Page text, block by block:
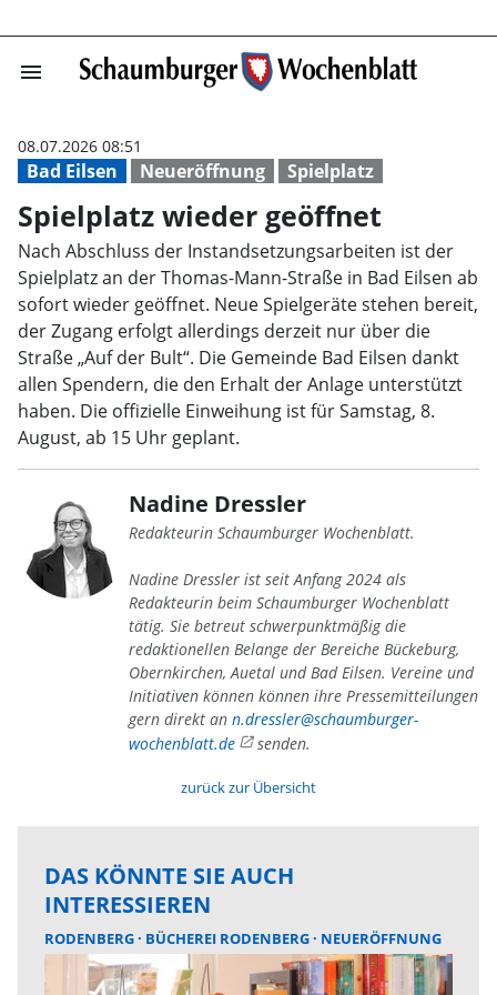
menu Spielplatz
Bad Eilsen Neueröffnung Spielplatz
08.07.2026 08:51
Spielplatz wieder geöffnet
Nach Abschluss der Instandsetzungsarbeiten ist der
Spielplatz an der Thomas-Mann-Straße in Bad Eilsen ab
sofort wieder geöffnet. Neue Spielgeräte stehen bereit,
der Zugang erfolgt allerdings derzeit nur über die
Straße „Auf der Bult“. Die Gemeinde Bad Eilsen dankt
allen Spendern, die den Erhalt der Anlage unterstützt
haben. Die offizielle Einweihung ist für Samstag, 8.
August, ab 15 Uhr geplant.
Nadine Dressler
Redakteurin Schaumburger Wochenblatt.
Nadine Dressler ist seit Anfang 2024 als
Redakteurin beim Schaumburger Wochenblatt
tätig. Sie betreut schwerpunktmäßig die
redaktionellen Belange der Bereiche Bückeburg,
Obernkirchen, Auetal und Bad Eilsen. Vereine und
Initiativen können können ihre Pressemitteilungen
gern direkt an n.dressler@schaumburger-
wochenblatt.de
senden.
zurück zur Übersicht
DAS KÖNNTE SIE AUCH
INTERESSIEREN
RODENBERG BÜCHEREI RODENBERG NEUERÖFFNUNG